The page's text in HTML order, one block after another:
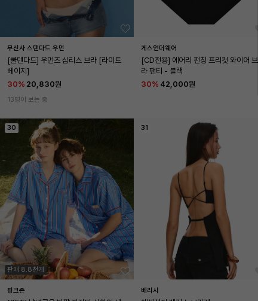
무신사 스탠다드 우먼
[쿨탠다드] 우먼즈 심리스 브라 [라이트
베이지]
30% 20,830원
13명이 보는 중
게스언더웨어
[CD전용] 에어리 펀칭 프리컷 와이어 브
라 팬티 - 블랙
30% 42,000원
30
판매 8.8천개
핑크존
31
베리시